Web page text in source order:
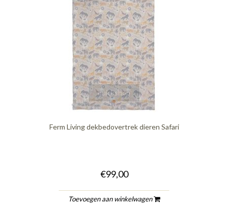
quickshop
Ferm Living dekbedovertrek dieren Safari
€99,00
Toevoegen aan winkelwagen